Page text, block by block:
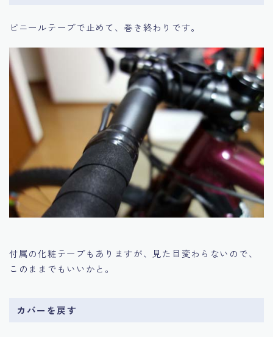
ビニールテープで止めて、巻き終わりです。
付属の化粧テープもありますが、見た目変わらないので、
このままでもいいかと。
カバーを戻す